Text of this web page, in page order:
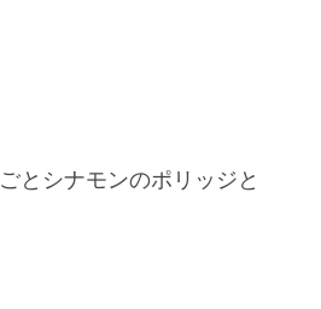
とシナモンのポリッジと